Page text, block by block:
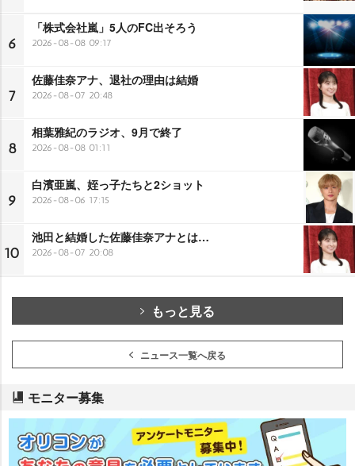
6
「株式会社嵐」5人のFC出そろう
2026-08-08 09:17
7
佐藤佳奈アナ、退社の理由は結婚
2026-08-07 20:48
8
相葉雅紀のラジオ、9月で終了
2026-08-08 01:11
9
白濱亜嵐、姪っ子たちと2ショット
2026-08-06 17:15
10
池田と結婚した佐藤佳奈アナとは…
2026-08-07 20:08
もっと見る
ニュース一覧へ戻る
モニター募集